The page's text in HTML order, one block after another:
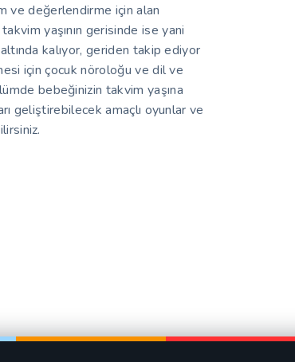
ve değerlendirme için alan
yaşının gerisinde ise yani
kalıyor, geriden takip ediyor
için çocuk nöroloğu ve dil ve
bebeğinizin takvim yaşına
geliştirebilecek amaçlı oyunlar ve